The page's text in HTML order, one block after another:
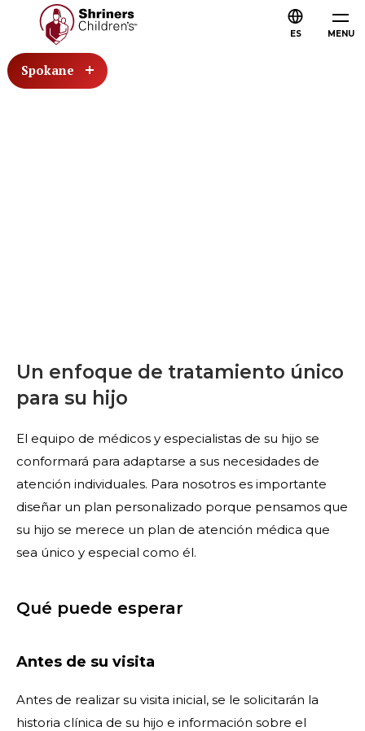
MENU
ES
Spokane
Un enfoque de tratamiento único
para su hijo
El equipo de médicos y especialistas de su hijo se
conformará para adaptarse a sus necesidades de
atención individuales. Para nosotros es importante
diseñar un plan personalizado porque pensamos que
su hijo se merece un plan de atención médica que
sea único y especial como él.
Qué puede esperar
Antes de su visita
Antes de realizar su visita inicial, se le solicitarán la
historia clínica de su hijo e información sobre el